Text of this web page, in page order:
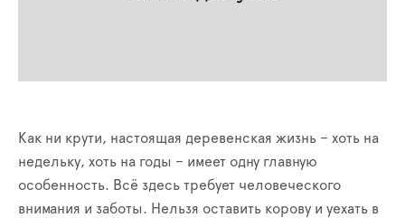
Как ни крути, настоящая деревенская жизнь – хоть на
недельку, хоть на годы – имеет одну главную
особенность. Всё здесь требует человеческого
внимания и заботы. Нельзя оставить корову и уехать в